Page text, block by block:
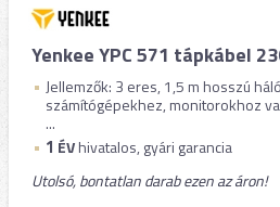
Yenkee YPC 571 tápkábel
Jellemzők: 3 eres, 1,5 m hosszú
számítógépekhez, monitorokhoz
...
1 ÉVhivatalos, gyári garancia
Utolsó, bontatlan darab ezen az áron!